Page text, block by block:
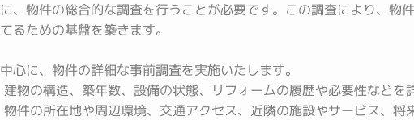
、物件の総合的な調査を行うことが必要です。この調査により、物
るための基盤を築きます。
心に、物件の詳細な事前調査を実施いたします。
建物の構造、築年数、設備の状態、リフォームの履歴や必要性などを
物件の所在地や周辺環境、交通アクセス、近隣の施設やサービス、将